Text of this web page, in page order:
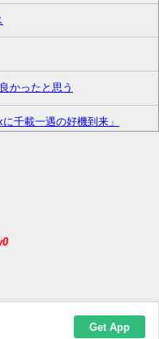
かったと思う
千載一遇の好機到来」
強のやつはどんなの？